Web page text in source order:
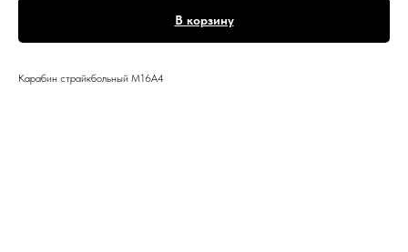
В корзину
Карабин страйкбольный M16A4